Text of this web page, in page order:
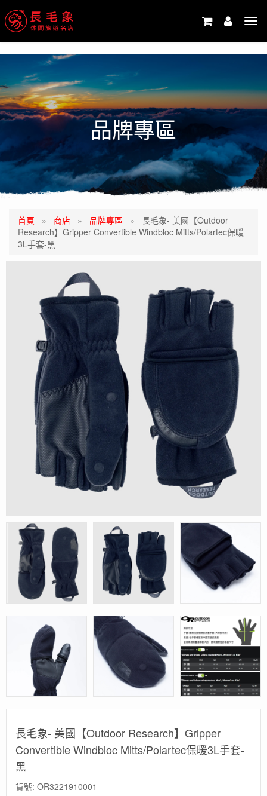
品牌專區
首頁 » 商店 » 品牌專區 » 長毛象- 美國【Outdoor
Research】Gripper Convertible Windbloc Mitts/Polartec保暖
3L手套-黑
長毛象- 美國【Outdoor Research】Gripper
Convertible Windbloc Mitts/Polartec保暖3L手套-
黑
貨號: OR3221910001